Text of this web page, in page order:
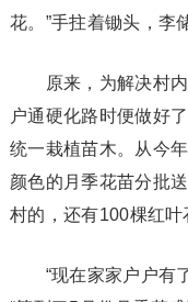
花。”手拄着锄头，李
原来，为解决村内
户通硬化路时便做好
统一栽植苗木。从今
颜色的月季花苗分批
村的，还有100棵红叶
“现在家家户户有了